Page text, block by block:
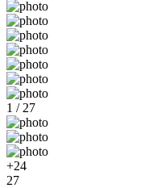
1 / 27
+24
27